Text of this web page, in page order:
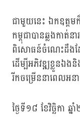
ជាមួយនេះ ឯកឧត្តម
កម្ពុជាបានឆ្លងកាត់
ពិសោធន៍ចំណេះដឹងដ
ដើម្បីអភិវឌ្ឍខ្លួនឯង
រីកចម្រើននាពេលអន
ថ្ងៃទី១៨ ខែវិច្ឆិកា ឆ្